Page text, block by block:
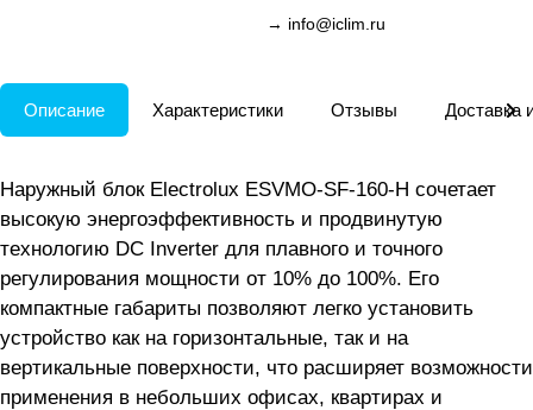
→ info@iclim.ru
Описание Характеристики Отзывы Доставка
Наружный блок Electrolux ESVMO-SF-160-H сочетает
высокую энергоэффективность и продвинутую
технологию DC Inverter для плавного и точного
регулирования мощности от 10% до 100%. Его
компактные габариты позволяют легко установить
устройство как на горизонтальные, так и на
вертикальные поверхности, что расширяет возможности
применения в небольших офисах, квартирах и